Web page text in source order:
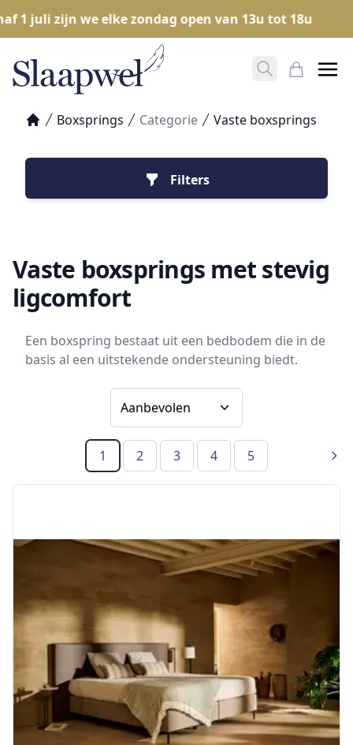
juli zijn we elke zondag open van 13u tot 18u
ZoekenMijn
Boxsprings Categorie Vaste boxsprings
Filters
Vaste boxsprings met stevig
ligcomfort
Een boxspring bestaat uit een bedbodem die in de
basis al een uitstekende ondersteuning biedt.
Sorteer op
1(Huidige pagina)
2 3 4 5